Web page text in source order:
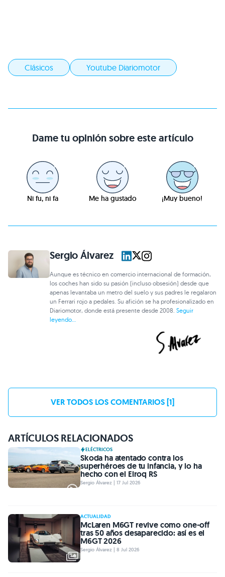
Clásicos Youtube Diariomotor
Dame tu opinión sobre este artículo
Ni fu, ni fa Me ha gustado ¡Muy bueno!
Sergio Álvarez
Aunque es técnico en comercio internacional de formación,
los coches han sido su pasión (incluso obsesión) desde que
apenas levantaba un metro del suelo y sus padres le regalaron
un Ferrari rojo a pedales. Su afición se ha profesionalizado en
Diariomotor, donde está presente desde 2008.Seguir
leyendo...
VER TODOS LOS COMENTARIOS [1]
ARTÍCULOS RELACIONADOS
ELÉCTRICOS
Skoda ha atentado contra los
superhéroes de tu infancia, y lo ha
hecho con el Elroq RS
Sergio Álvarez | 17 Jul 2026
ACTUALIDAD
McLaren M6GT revive como one-off
tras 50 años desaparecido: así es el
M6GT 2026
Sergio Álvarez | 8 Jul 2026